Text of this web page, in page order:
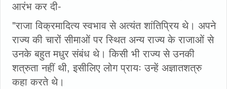
आरंभ कर दी-
"राजा विक्रमादित्य स्वभाव से अत्यंत शांतिप्रिय थे। अपने
राज्य की चारों सीमाओं पर स्थित अन्य राज्य के राजाओं से
उनके बहुत मधुर संबंध थे। किसी भी राज्य से उनकी
शत्रुता नहीं थी, इसीलिए लोग प्रायः उन्हें अज्ञातशत्रु
कहा करते थे।